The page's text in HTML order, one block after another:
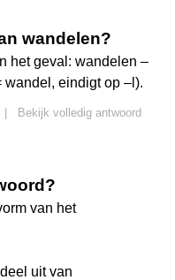
wandelen?
het geval: wandelen –
eindigt op –l).
Bekijk volledig antwoord
van het
uit van